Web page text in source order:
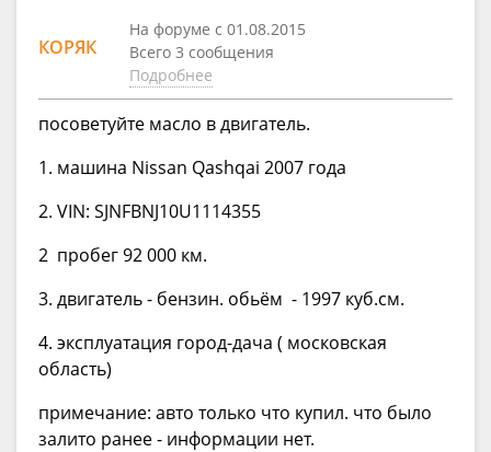
КОРЯК
На форуме с 01.08.2015
Всего 3 сообщения
Подробнее
посоветуйте масло в двигатель.
1. машина Nissan Qashqai 2007 года
2. VIN: SJNFBNJ10U1114355
2 пробег 92 000 км.
3. двигатель - бензин. обьём - 1997 куб.см.
4. эксплуатация город-дача ( московская
область)
примечание: авто только что купил. что было
залито ранее - информации нет.